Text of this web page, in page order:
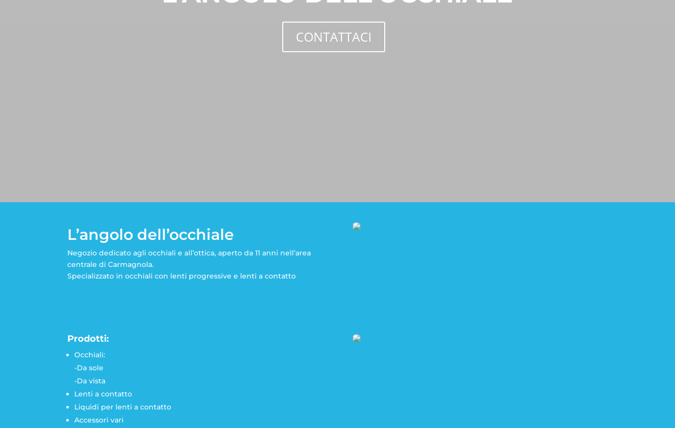
CONTATTACI
L’angolo dell’occhiale
Negozio dedicato agli occhiali e all’ottica, aperto da 11 anni nell’area
centrale di Carmagnola.
Specializzato in occhiali con lenti progressive e lenti a contatto
Prodotti:
Occhiali:
-Da sole
-Da vista
Lenti a contatto
Liquidi per lenti a contatto
Accessori vari